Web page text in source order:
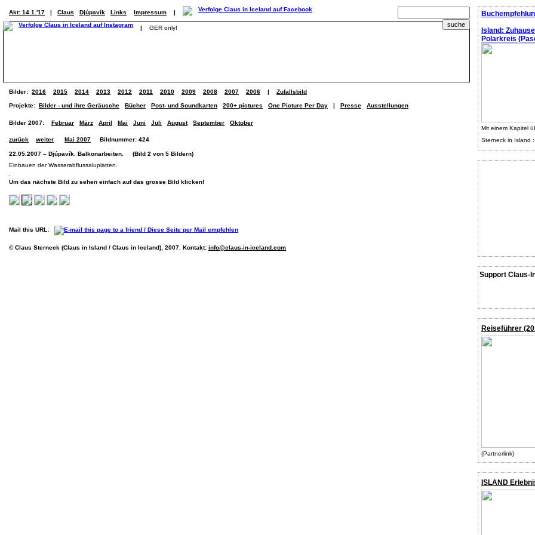
Island:
Polarkreis
Mit einem Kapitel
Sterneck in Island
Support Claus-
Reiseführer
(Partnerlink)
ISLAND
Akt: 14.1.'17 | Claus Djúpavík Links Impressum |
| GER only!
Bilder: 2016 2015 2014 2013 2012 2011 2010 2009 2008 2007 2006 | Zufallsbild
Projekte: Bilder - und ihre Geräusche Bücher Post- und Soundkarten 200+ pictures One Picture Per Day | Presse Ausstellungen
Bilder 2007: Februar März April Mai Juni Juli August September Oktober
zurück weiter Mai 2007 Bildnummer: 424
22.05.2007 – Djúpavík. Balkonarbeiten. (Bild 2 von 5 Bildern)
Einbauen der Wasserabflussaluplatten.
Um das nächste Bild zu sehen einfach auf das grosse Bild klicken!
Mail this URL:
© Claus Sterneck (Claus in Island / Claus in Iceland), 2007. Kontakt: info@claus-in-iceland.com